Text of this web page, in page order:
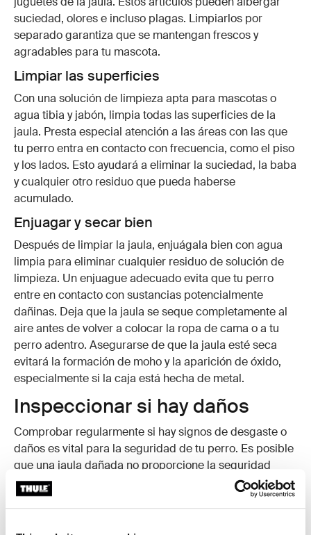
suciedad, olores e incluso plagas. Limpiarlos por
separado garantiza que se mantengan frescos y
agradables para tu mascota.
Limpiar las superficies
Con una solución de limpieza apta para mascotas o
agua tibia y jabón, limpia todas las superficies de la
jaula. Presta especial atención a las áreas con las que
tu perro entra en contacto con frecuencia, como el piso
y los lados. Esto ayudará a eliminar la suciedad, la baba
y cualquier otro residuo que pueda haberse
acumulado.
Enjuagar y secar bien
Después de limpiar la jaula, enjuágala bien con agua
limpia para eliminar cualquier residuo de solución de
limpieza. Un enjuague adecuado evita que tu perro
entre en contacto con sustancias potencialmente
dañinas. Deja que la jaula se seque completamente al
aire antes de volver a colocar la ropa de cama o a tu
perro adentro. Asegurarse de que la jaula esté seca
evitará la formación de moho y la aparición de óxido,
especialmente si la caja está hecha de metal.
Inspeccionar si hay daños
Comprobar regularmente si hay signos de desgaste o
daños es vital para la seguridad de tu perro. Es posible
que una jaula dañada no proporcione la seguridad
necesaria durante el viaje. Realiza estas
comprobaciones con frecuencia: